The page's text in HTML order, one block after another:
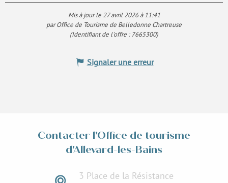
Mis à jour le 27 avril 2026 à 11:41
par Office de Tourisme de Belledonne Chartreuse
(Identifiant de l'offre :7665300)
Signaler une erreur
Contacter l'Office de tourisme
d'Allevard-les-Bains
3 Place de la Résistance